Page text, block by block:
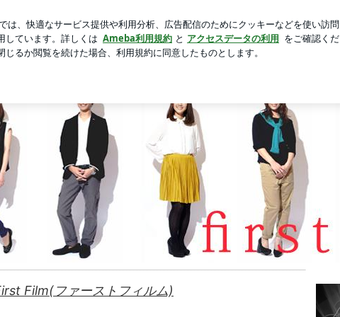
米のヘルシー炒飯
ムービー制作 first filmのブログ
プロフィールムービーなどの有益な情報をお届けします
Film(ファーストフィルム)